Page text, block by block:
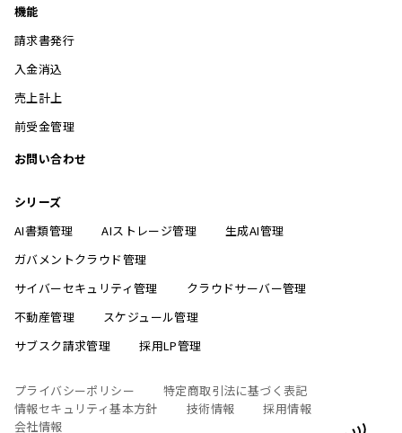
機能
請求書発行
入金消込
売上計上
前受金管理
お問い合わせ
シリーズ
AI書類管理
AIストレージ管理
生成AI管理
ガバメントクラウド管理
サイバーセキュリティ管理
クラウドサーバー管理
不動産管理
スケジュール管理
サブスク請求管理
採用LP管理
プライバシーポリシー
特定商取引法に基づく表記
情報セキュリティ基本方針
技術情報
採用情報
会社情報